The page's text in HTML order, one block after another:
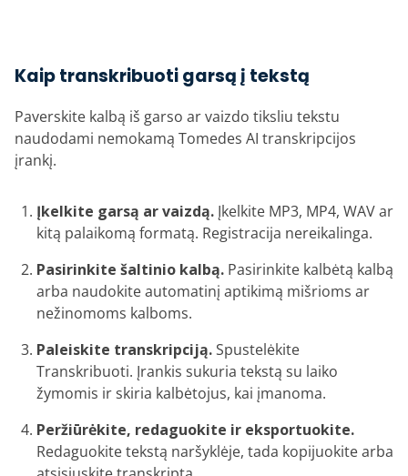
Kaip transkribuoti garsą į tekstą
Paverskite kalbą iš garso ar vaizdo tiksliu tekstu
naudodami nemokamą Tomedes AI transkripcijos
įrankį.
Įkelkite garsą ar vaizdą. Įkelkite MP3, MP4, WAV ar
kitą palaikomą formatą. Registracija nereikalinga.
Pasirinkite šaltinio kalbą. Pasirinkite kalbėtą kalbą
arba naudokite automatinį aptikimą mišrioms ar
nežinomoms kalboms.
Paleiskite transkripciją.Spustelėkite
Transkribuoti. Įrankis sukuria tekstą su laiko
žymomis ir skiria kalbėtojus, kai įmanoma.
Peržiūrėkite, redaguokite ir eksportuokite.
Redaguokite tekstą naršyklėje, tada kopijuokite arba